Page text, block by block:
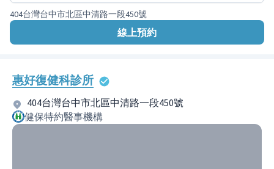
404台灣台中市北區中清路一段450號
線上預約
惠好復健科診所
404台灣台中市北區中清路一段450號
健保特約醫事機構